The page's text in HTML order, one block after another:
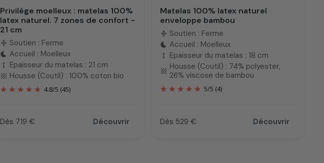
Privilège moelleux : matelas 100%
latex naturel. 7 zones de confort -
21 cm
compress Soutien : Ferme
bedtime Accueil : Moelleux
height Epaisseur du matelas : 21 cm
texture Housse (Coutil) : 100% coton bio
4.8/5 (45)
Prix
Dès 719 € Découvrir
Matelas 100% latex naturel
enveloppe bambou
compress Soutien : Ferme
bedtime Accueil : Moelleux
height Epaisseur du matelas : 18 cm
texture Housse (Coutil) : 74% polyester,
26% viscose de bambou
5/5 (4)
Prix
Dès 529 € Découvrir